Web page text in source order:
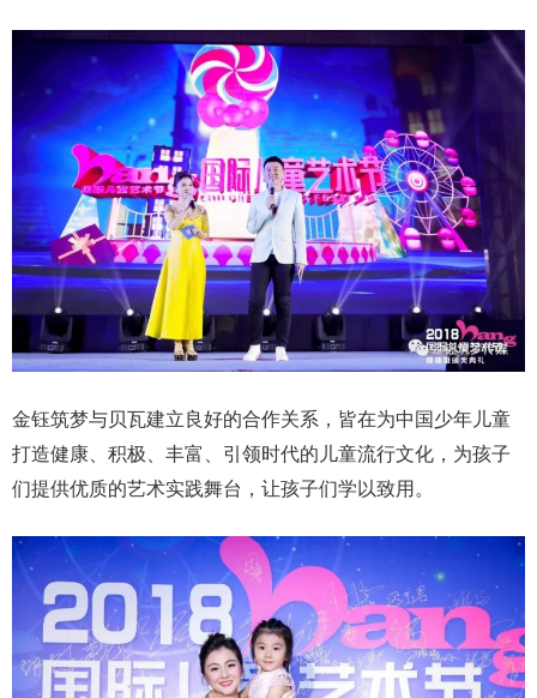
金钰筑梦与贝瓦建立良好的合作关系，皆在为中国少年儿童
打造健康、积极、丰富、引领时代的儿童流行文化，为孩子
们提供优质的艺术实践舞台，让孩子们学以致用。